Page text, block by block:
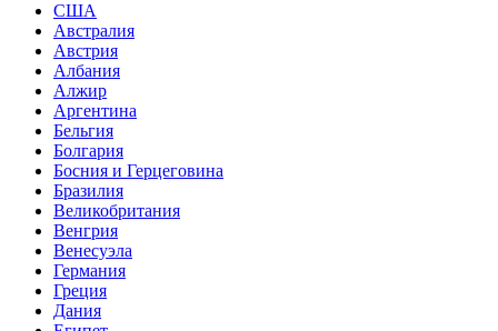
США
Австралия
Австрия
Албания
Алжир
Аргентина
Бельгия
Болгария
Босния и Герцеговина
Бразилия
Великобритания
Венгрия
Венесуэла
Германия
Греция
Дания